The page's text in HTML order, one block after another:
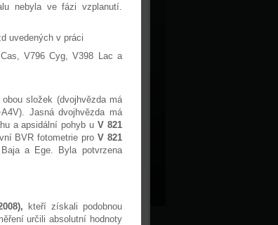
nebyla ve fázi vzplanutí.
uvedených v práci
V796 Cyg, V398 Lac a
složek (dvojhvězda má
Jasná dvojhvězda má
a apsidální pohyb u V 821
BVR fotometrie pro V 821
a Ege. Byla potvrzena
kteří získali podobnou
určili absolutní hodnoty